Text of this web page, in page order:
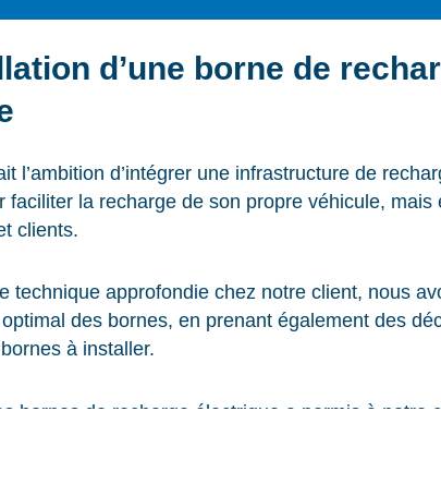
d’une borne de
l’ambition d’intégrer une infrastructure de
faciliter la recharge de son propre véhicule,
clients.
technique approfondie chez notre client, nous
optimal des bornes, en prenant également des
à installer.
bornes de recharge électrique a permis à notre